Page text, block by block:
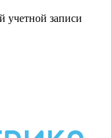
учетной записи